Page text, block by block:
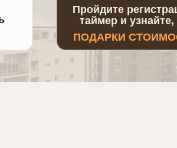
ПОДАРКИ
Пройдите
таймер и